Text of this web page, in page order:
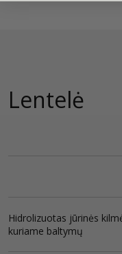
Lentelė
Hidrolizuotas jūrinės
kuriame baltymų